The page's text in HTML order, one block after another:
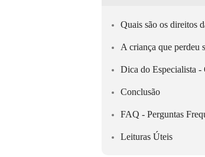
Quais são os direitos
A criança que perdeu
Dica do Especialista -
Conclusão
FAQ - Perguntas
Leituras Úteis